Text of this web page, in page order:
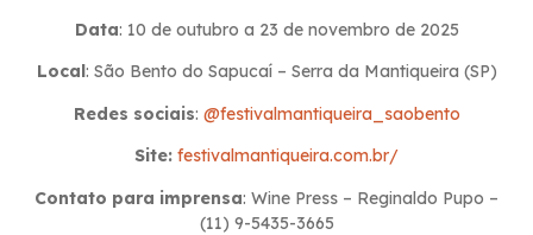
Data: 10 de outubro a 23 de novembro de 2025
Local : São Bento do Sapucaí – Serra da Mantiqueira (SP)
Redes sociais: @festivalmantiqueira_saobento
Site: festivalmantiqueira.com.br/
Contato para imprensa: Wine Press – Reginaldo Pupo –
(11) 9-5435-3665